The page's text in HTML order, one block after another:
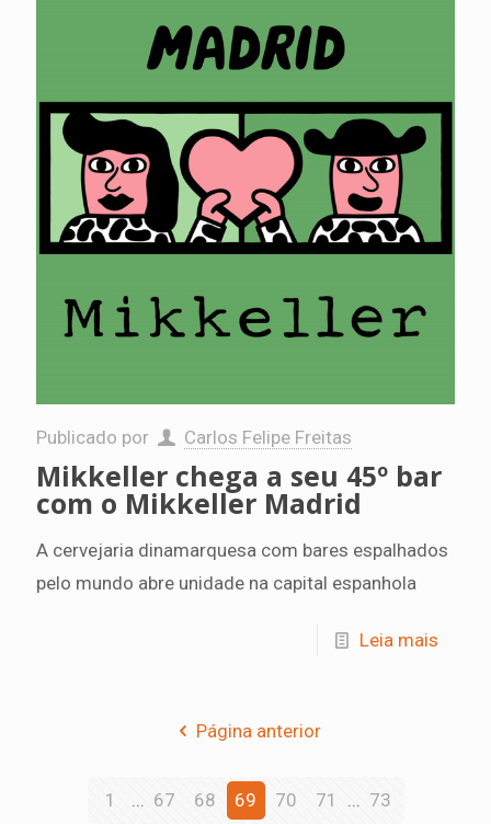
Publicado por Carlos Felipe Freitas
Mikkeller chega a seu 45º bar
com o Mikkeller Madrid
A cervejaria dinamarquesa com bares espalhados
pelo mundo abre unidade na capital espanhola
Leia mais
Página anterior
1 ... 67 68 69 70 71 73